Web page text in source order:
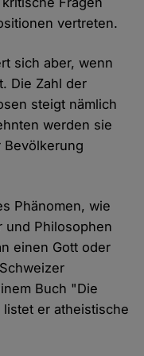
vertreten.
sich aber, wenn
Die Zahl der
steigt nämlich
werden sie
Phänomen, wie
und Philosophen
einen Gott oder
Buch "Die
er atheistische